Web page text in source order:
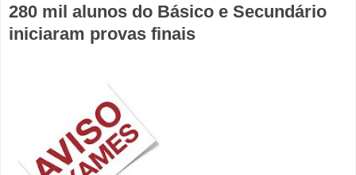
280 mil alunos do Básico e Secundário
iniciaram provas finais